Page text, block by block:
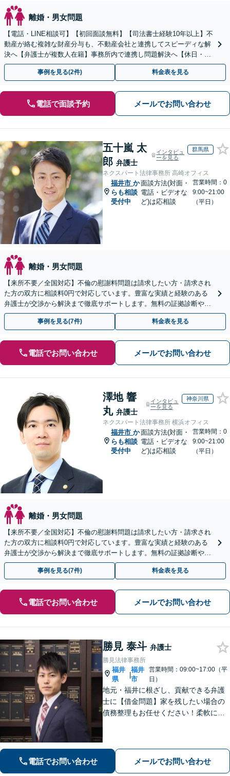
離婚・男女問題
【電話・LINE相談可】【初回面談無料】【司法書士経験10年以上】不
動産が絡む複雑な財産分与も、不動産会社と連携してスピーディな解
決へ【弁護士が複数人在籍】事務所内で連携し問題解決へ【休日・夜
間面談可】【子連れ相談可】【虎ノ門駅1分】
事例を見る(2件) 料金表を見る
電話で面談予約 メールでお問い合わせ
五十嵐 太
郎 弁護士
インタビュ
ーを見る
群馬県
ネクスパート法律事務所 高崎オフィス
福井市 か
らも相談
受付中
面談方法(対面・
電話・ビデオな
ど)は応相談
営業時間：0
9:00~21:00
（平日）
離婚・男女問題
【来所不要／全国対応】不倫の慰謝料問題は請求したい方・請求され
た方の双方に相談料0円で対応しています。豊富な実績と経験のある
弁護士が交渉から解決まで徹底サポートします。無料の証拠診断や着
手金の返還保証もありますので安心してご相談ください。
事例を見る(7件) 料金表を見る
電話でお問い合わせ メールでお問い合わせ
澤地 響
丸 弁護士
インタビュ
ーを見る
神奈川県
ネクスパート法律事務所 横浜オフィス
福井市 か
らも相談
受付中
面談方法(対面・
電話・ビデオな
ど)は応相談
営業時間：0
9:00~21:00
（平日）
離婚・男女問題
【来所不要／全国対応】不倫の慰謝料問題は請求したい方・請求され
た方の双方に相談料0円で対応しています。豊富な実績と経験のある
弁護士が交渉から解決まで徹底サポートします。無料の証拠診断や着
手金の返還保証もありますので安心してご相談ください。
事例を見る(7件) 料金表を見る
電話でお問い合わせ メールでお問い合わせ
勝見 泰斗 弁護士
勝見法律事務所
福井
県
|
福井
市
営業時間：09:00~17:00（平
日）
地元・福井に根ざし、貢献できる弁護
士に【借金問題】家を残したい場合の
債務整理もお任せください！柔軟に対
続・相続放棄ご相談ください
電話でお問い合わせ メールでお問い合わせ